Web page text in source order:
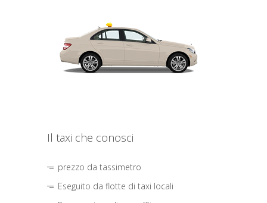
Il taxi che conosci
prezzo da tassimetro
Eseguito da flotte di taxi locali